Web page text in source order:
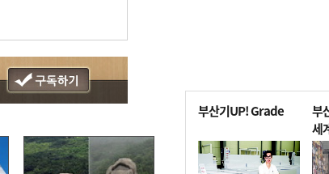
부산기UP! Grade
부
세